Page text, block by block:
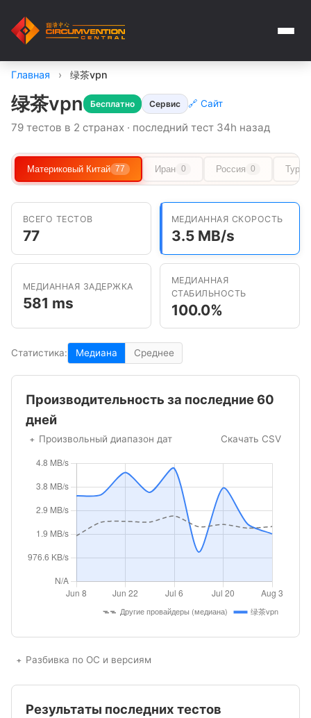
Главная › 绿茶vpn
绿茶vpn Бесплатно Сервис 🔗 Сайт
79 тестов в 2 странах · последний тест 34h назад
Материковый Китай 77 Иран 0 Россия 0
ВСЕГО ТЕСТОВ
77
МЕДИАННАЯ СКОРОСТЬ
3.5 MB/s
МЕДИАННАЯ ЗАДЕРЖКА
581 ms
МЕДИАННАЯ
СТАБИЛЬНОСТЬ
100.0%
Статистика: Медиана Среднее
Производительность за последние 60
дней
Произвольный диапазон дат Скачать CSV
Разбивка по ОС и версиям
Результаты последних тестов